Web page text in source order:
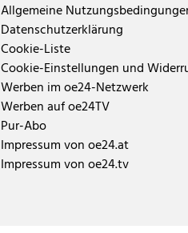
Allgemeine
Datenschutzerklärung
Cookie-Liste
Cookie-Einstellungen und
Werben im oe24-Netzwerk
Werben auf oe24TV
Pur-Abo
Impressum von oe24.at
Impressum von oe24.tv